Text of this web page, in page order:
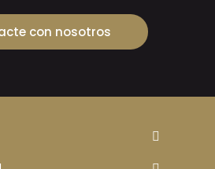
con nosotros